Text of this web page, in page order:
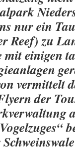
nur ein
Reef) zu
mit einigen
vermittelt
der